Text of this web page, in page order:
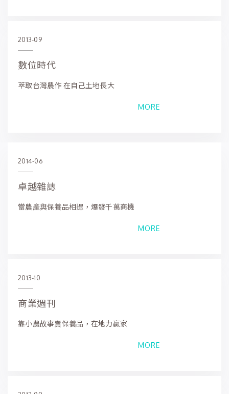
2013-09
數位時代
萃取台灣農作 在自己土地長大
MORE
2014-06
卓越雜誌
當農產與保養品相遇，爆發千萬商機
MORE
2013-10
商業週刊
靠小農故事賣保養品，在地力贏家
MORE